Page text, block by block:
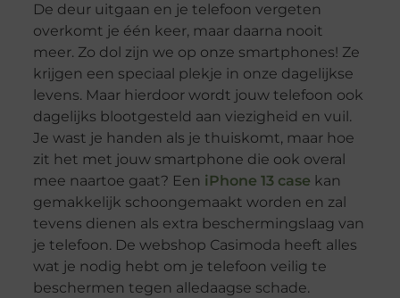
De deur uitgaan en je telefoon vergeten
overkomt je één keer, maar daarna nooit
meer. Zo dol zijn we op onze smartphones! Ze
krijgen een speciaal plekje in onze dagelijkse
levens. Maar hierdoor wordt jouw telefoon ook
dagelijks blootgesteld aan viezigheid en vuil.
Je wast je handen als je thuiskomt, maar hoe
zit het met jouw smartphone die ook overal
mee naartoe gaat? Een iPhone 13 case kan
gemakkelijk schoongemaakt worden en zal
tevens dienen als extra beschermingslaag van
je telefoon. De webshop Casimoda heeft alles
wat je nodig hebt om je telefoon veilig te
beschermen tegen alledaagse schade.